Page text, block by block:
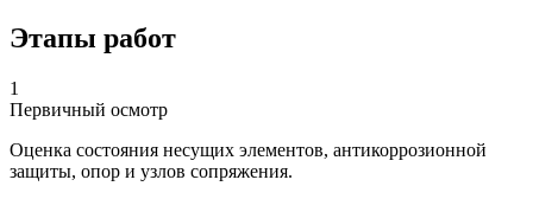
Этапы работ
1
Первичный осмотр
Оценка состояния несущих элементов, антикоррозионной
защиты, опор и узлов сопряжения.